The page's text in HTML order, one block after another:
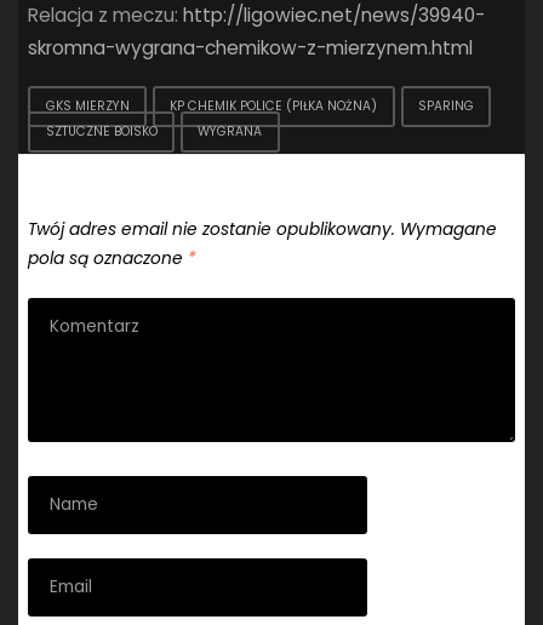
Relacja z meczu:http://ligowiec.net/news/39940-
skromna-wygrana-chemikow-z-mierzynem.html
GKS MIERZYN KP CHEMIK POLICE (PIŁKA NOŻNA)
SPARING
SZTUCZNE BOISKO
WYGRANA
Twój adres email nie zostanie opublikowany. Wymagane
pola są oznaczone *